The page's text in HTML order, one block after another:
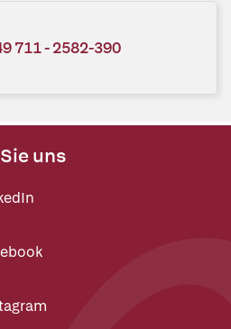
711 - 2582-390
uns